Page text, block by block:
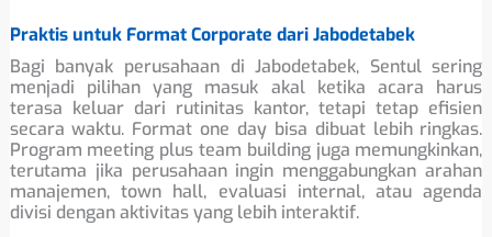
Praktis untuk Format Corporate dari Jabodetabek
Bagi banyak perusahaan di Jabodetabek, Sentul sering
menjadi pilihan yang masuk akal ketika acara harus
terasa keluar dari rutinitas kantor, tetapi tetap efisien
secara waktu. Format one day bisa dibuat lebih ringkas.
Program meeting plus team building juga memungkinkan,
terutama jika perusahaan ingin menggabungkan arahan
manajemen, town hall, evaluasi internal, atau agenda
divisi dengan aktivitas yang lebih interaktif.